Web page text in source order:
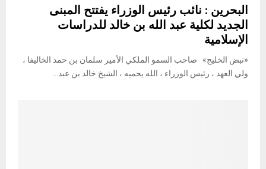
البحرين : نائب رئيس الوزراء يفتتح المبنى
الجديد لكلية عبد الله بن خالد للدراسات
الإسلامية
«نبض الخليج» صاحب السمو الملكي الأمير سلمان بن حمد الخاليفا ،
ولي العهد ، رئيس الوزراء ، الله يحميه ، الشيخ خالد بن عبد...